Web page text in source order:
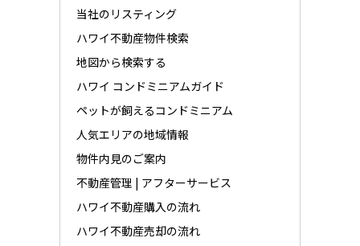
当社のリスティング
ハワイ不動産物件検索
地図から検索する
ハワイ コンドミニアムガイド
ペットが飼えるコンドミニアム
人気エリアの地域情報
物件内見のご案内
不動産管理 | アフターサービス
ハワイ不動産購入の流れ
ハワイ不動産売却の流れ